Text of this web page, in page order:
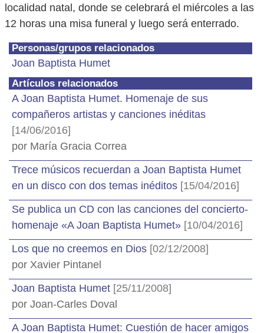
localidad natal, donde se celebrará el miércoles a las
12 horas una misa funeral y luego será enterrado.
Personas/grupos relacionados
Joan Baptista Humet
Artículos relacionados
A Joan Baptista Humet. Homenaje de sus
compañeros artistas y canciones inéditas
[14/06/2016]
por María Gracia Correa
Trece músicos recuerdan a Joan Baptista Humet
en un disco con dos temas inéditos [15/04/2016]
Se publica un CD con las canciones del concierto-
homenaje «A Joan Baptista Humet» [10/04/2016]
Los que no creemos en Dios [02/12/2008]
por Xavier Pintanel
Joan Baptista Humet [25/11/2008]
por Joan-Carles Doval
A Joan Baptista Humet: Cuestión de hacer amigos